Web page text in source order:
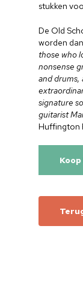
stukken
De Old
worden
those who
nonsense
and drums,
signature
guitarist
Huffington